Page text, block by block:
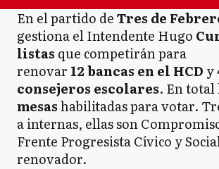
En el partido deTres de
gestiona el Intendente Hugo
listas que competirán para
renovar 12 bancas en el HCD y
consejeros escolares. En total
mesashabilitadas para votar.
a internas, ellas son
Frente Progresista Cívico y
renovador.